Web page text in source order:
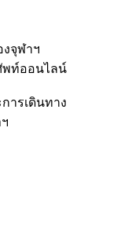
จุฬาฯ
พท์ออนไลน์
ารเดินทาง